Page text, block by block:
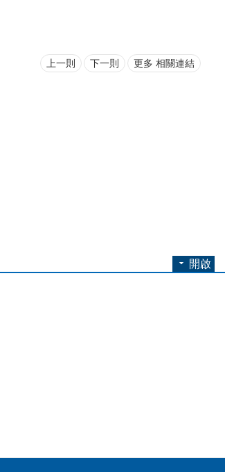
上一則 下一則 更多 相關連結
開啟